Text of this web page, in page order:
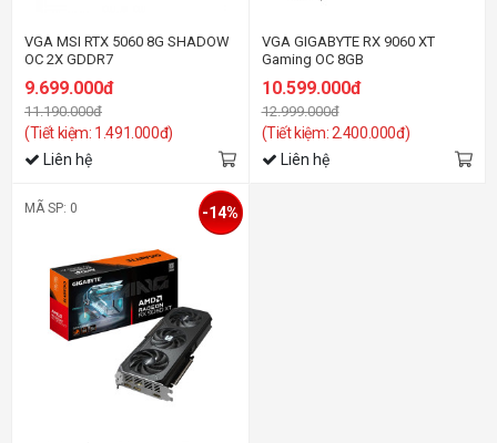
VGA MSI RTX 5060 8G SHADOW
OC 2X GDDR7
9.699.000đ
11.190.000đ
(Tiết kiệm: 1.491.000đ)
Liên hệ
VGA GIGABYTE RX 9060 XT
Gaming OC 8GB
10.599.000đ
12.999.000đ
(Tiết kiệm: 2.400.000đ)
Liên hệ
MÃ SP: 0 -14%